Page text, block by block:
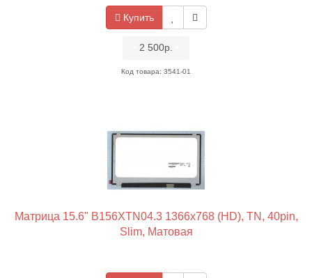
Купить
2 500р.
Код товара: 3541-01
Матрица 15.6" B156XTN04.3 1366x768 (HD), TN, 40pin,
Slim, Матовая